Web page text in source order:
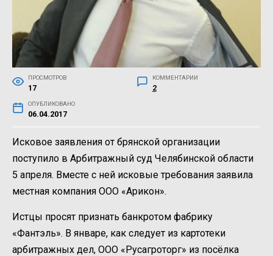
ПРОСМОТРОВ
17
КОММЕНТАРИИ
2
ОПУБЛИКОВАНО
06.04.2017
Исковое заявления от брянской организации
поступило в Арбитражный суд Челябинской области
5 апреля. Вместе с ней исковые требования заявила
местная компания ООО «Арикон».
Истцы просят признать банкротом фабрику
«Фантэль». В январе, как следует из картотеки
арбитражных дел, ООО «Русагроторг» из посёлка